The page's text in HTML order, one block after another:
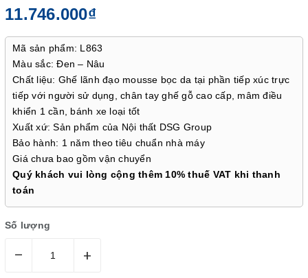
11.746.000₫
Mã sản phẩm: L863
Màu sắc: Đen – Nâu
Chất liệu: Ghế lãnh đạo mousse bọc da tại phần tiếp xúc trực
tiếp với người sử dụng, chân tay ghế gỗ cao cấp, mâm điều
khiển 1 cần, bánh xe loại tốt
Xuất xứ: Sản phẩm của Nội thất DSG Group
Bảo hành: 1 năm theo tiêu chuẩn nhà máy
Giá chưa bao gồm vận chuyển
Quý khách vui lòng cộng thêm 10% thuế VAT khi thanh
toán
Số lượng
– +